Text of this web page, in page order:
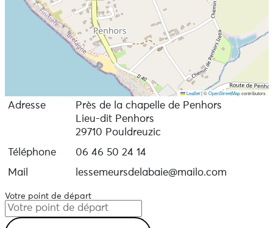
Leaflet |©OpenStreetMapcontributors
Adresse
Près de la chapelle de Penhors
Lieu-dit Penhors
29710 Pouldreuzic
Téléphone
06 46 50 24 14
Mail
lessemeursdelabaie@mailo.com
Votre point de départ